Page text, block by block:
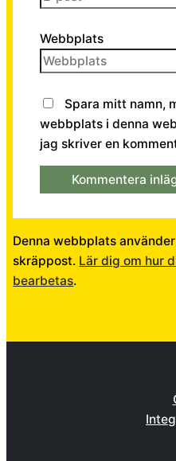
Webbplats
Spara mitt namn,
webbplats i denna
jag skriver en
Denna webbplats
skräppost. Lär dig om hur
bearbetas.